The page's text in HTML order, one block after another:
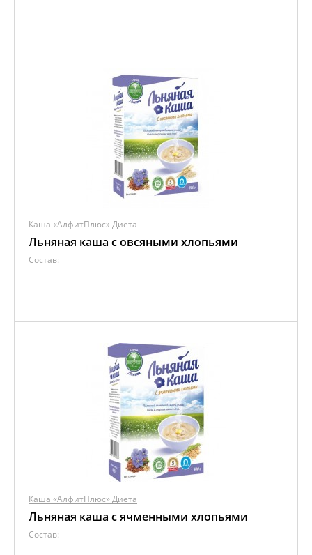
Каша «АлфитПлюс» Диета
Льняная каша с овсяными хлопьями
Состав:
Каша «АлфитПлюс» Диета
Льняная каша с ячменными хлопьями
Состав: